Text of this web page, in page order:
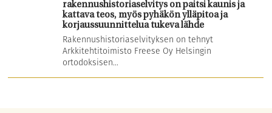
rakennushistoriaselvitys on paitsi kaunis ja
kattava teos, myös pyhäkön ylläpitoa ja
korjaussuunnittelua tukeva lähde
Rakennushistoriaselvityksen on tehnyt
Arkkitehtitoimisto Freese Oy Helsingin
ortodoksisen...